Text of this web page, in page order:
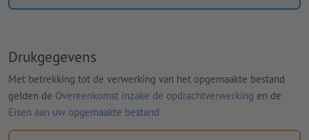
Drukgegevens
Met betrekking tot de verwerking van het opgemaakte bestand
gelden de Overeenkomst inzake de opdrachtverwerking en de
Eisen aan uw opgemaakte bestand